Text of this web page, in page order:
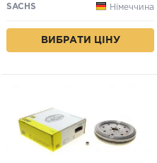
SACHS
Німеччина
ВИБРАТИ ЦІНУ